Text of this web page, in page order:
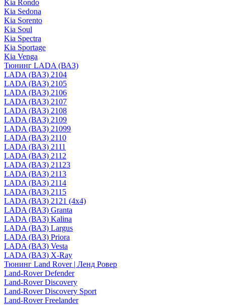
Kia Rondo
Kia Sedona
Kia Sorento
Kia Soul
Kia Spectra
Kia Sportage
Kia Venga
Тюнинг LADA (ВАЗ)
LADA (ВАЗ) 2104
LADA (ВАЗ) 2105
LADA (ВАЗ) 2106
LADA (ВАЗ) 2107
LADA (ВАЗ) 2108
LADA (ВАЗ) 2109
LADA (ВАЗ) 21099
LADA (ВАЗ) 2110
LADA (ВАЗ) 2111
LADA (ВАЗ) 2112
LADA (ВАЗ) 21123
LADA (ВАЗ) 2113
LADA (ВАЗ) 2114
LADA (ВАЗ) 2115
LADA (ВАЗ) 2121 (4x4)
LADA (ВАЗ) Granta
LADA (ВАЗ) Kalina
LADA (ВАЗ) Largus
LADA (ВАЗ) Priora
LADA (ВАЗ) Vesta
LADA (ВАЗ) X-Ray
Тюнинг Land Rover | Ленд Ровер
Land-Rover Defender
Land-Rover Discovery
Land-Rover Discovery Sport
Land-Rover Freelander